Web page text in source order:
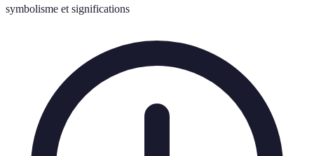
symbolisme et significations